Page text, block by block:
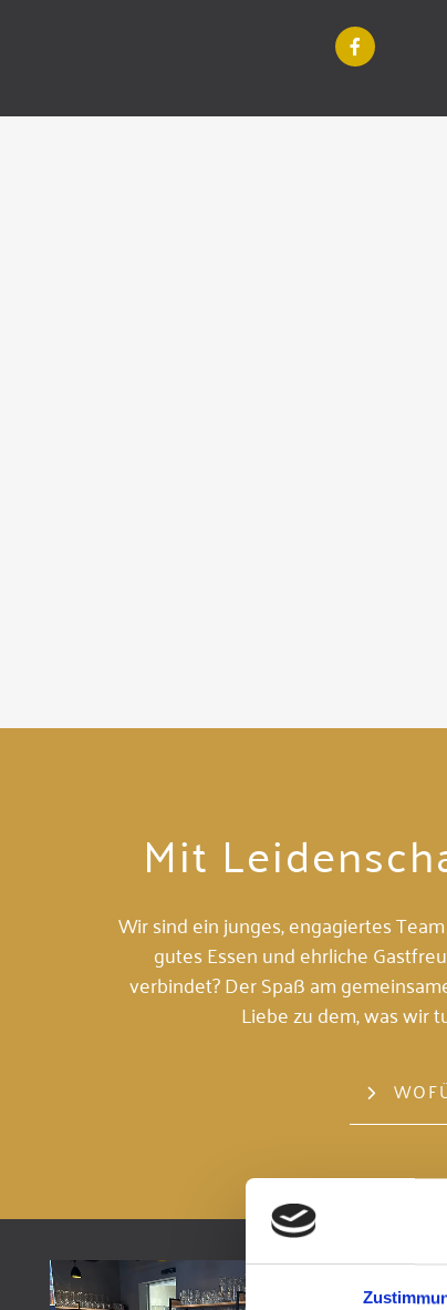
Mit
Wir sind ein junges, engagiertes
gutes Essen und ehrliche
verbindet? Der Spaß am
Liebe zu dem, was wir